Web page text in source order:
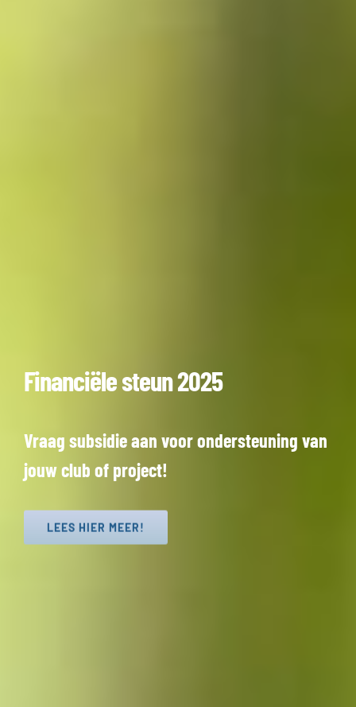
Financiële steun 2025
Vraag subsidie aan voor ondersteuning van
jouw club of project!
LEES HIER MEER!